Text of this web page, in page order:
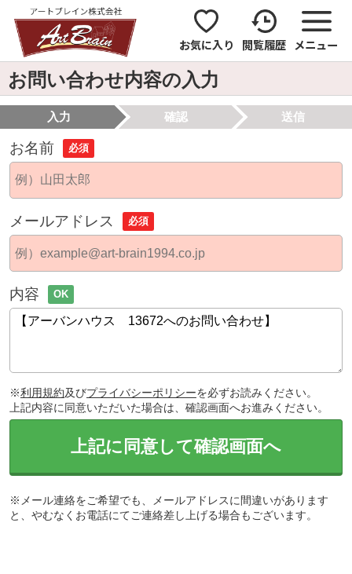
お気に入り 閲覧履歴 メニュー
お問い合わせ内容の入力
入力 確認 送信
お名前 必須
メールアドレス 必須
内容 OK
※利用規約及びプライバシーポリシーを必ずお読みください。
上記内容に同意いただいた場合は、確認画面へお進みください。
上記に同意して確認画面へ
※メール連絡をご希望でも、メールアドレスに間違いがあります
と、やむなくお電話にてご連絡差し上げる場合もございます。